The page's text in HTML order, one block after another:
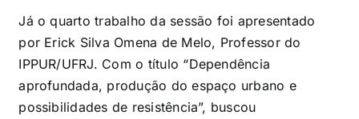
Já o quarto trabalho da sessão foi apresentado
por Erick Silva Omena de Melo, Professor do
IPPUR/UFRJ. Com o título “Dependência
aprofundada, produção do espaço urbano e
possibilidades de resistência”, buscou